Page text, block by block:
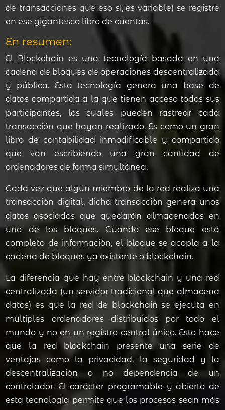
de transacciones que eso sí, es variable) se registre
en ese gigantesco libro de cuentas.
En resumen:
El Blockchain es una tecnología basada en una
cadena de bloques de operaciones descentralizada
y pública. Esta tecnología genera una base de
datos compartida a la que tienen acceso todos sus
participantes, los cuáles pueden rastrear cada
transacción que hayan realizado. Es como un gran
libro de contabilidad inmodificable y compartido
que van escribiendo una gran cantidad de
ordenadores de forma simultánea.
Cada vez que algún miembro de la red realiza una
transacción digital, dicha transacción genera unos
datos asociados que quedarán almacenados en
uno de los bloques. Cuando ese bloque está
completo de información, el bloque se acopla a la
cadena de bloques ya existente o blockchain.
La diferencia que hay entre blockchain y una red
centralizada (un servidor tradicional que almacena
datos) es que la red de blockchain se ejecuta en
múltiples ordenadores distribuidos por todo el
mundo y no en un registro central único. Esto hace
que la red blockchain presente una serie de
ventajas como la privacidad, la seguridad y la
descentralización o no dependencia de un
controlador. El carácter programable y abierto de
esta tecnología permite que los procesos sean más